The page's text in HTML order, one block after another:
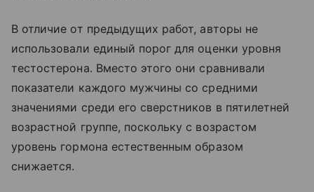
В отличие от предыдущих работ, авторы не
использовали единый порог для оценки уровня
тестостерона. Вместо этого они сравнивали
показатели каждого мужчины со средними
значениями среди его сверстников в пятилетней
возрастной группе, поскольку с возрастом
уровень гормона естественным образом
снижается.